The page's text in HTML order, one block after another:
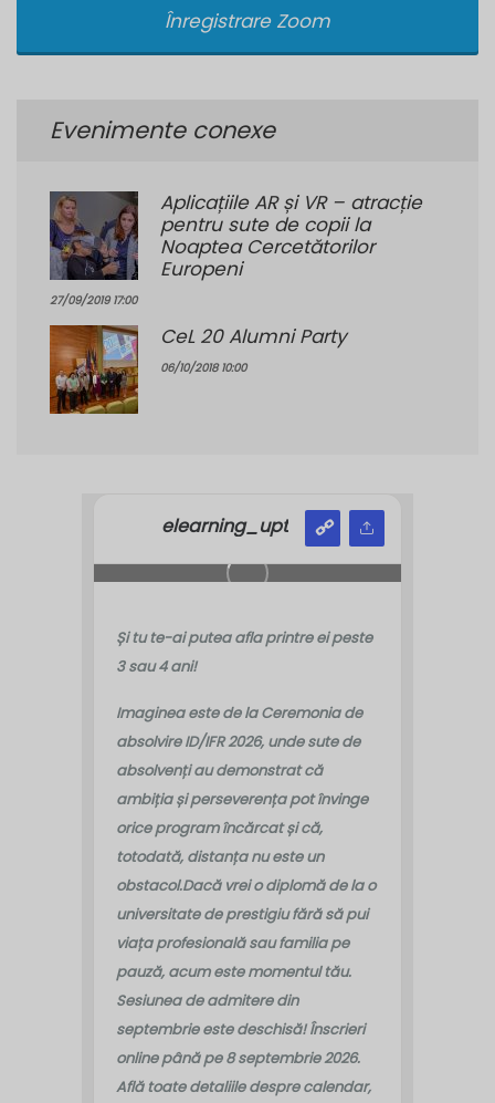
Înregistrare Zoom
Evenimente conexe
Aplicațiile AR și VR – atracție
pentru sute de copii la
Noaptea Cercetătorilor
Europeni
27/09/2019 17:00
CeL 20 Alumni Party
06/10/2018 10:00
elearning_upt
Și tu te-ai putea afla printre ei peste
3 sau 4 ani!
Imaginea este de la Ceremonia de
absolvire ID/IFR 2026, unde sute de
absolvenți au demonstrat că
ambiția și perseverența pot învinge
orice program încărcat și că,
totodată, distanța nu este un
obstacol.Dacă vrei o diplomă de la o
universitate de prestigiu fără să pui
viața profesională sau familia pe
pauză, acum este momentul tău.
Sesiunea de admitere din
septembrie este deschisă!Înscrieri
online până pe 8 septembrie 2026.
Află toate detaliile despre calendar,